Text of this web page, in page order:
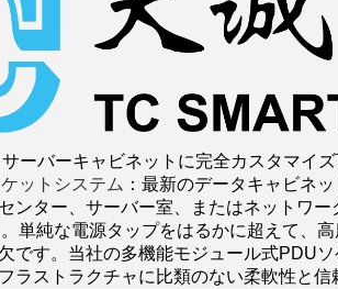
ーバーキャビネットに完全カスタマイ
ットシステム ：最新のデータキャビネ
ンター、サーバー室、またはネットワ
単純な電源タップをはるかに超えて、
です。当社の多機能モジュール式PDU
ラストラクチャに比類のない柔軟性と信